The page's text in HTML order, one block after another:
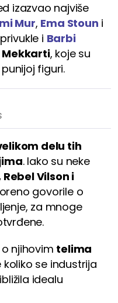
izazvao najviše
Mur, Ema Stoun i
i Barbi
Mekkarti, koje su
figuri.
delu tih
. Iako su neke
Rebel Vilson i
govorile o
za mnoge
njihovim telima
koliko se industrija
idealu